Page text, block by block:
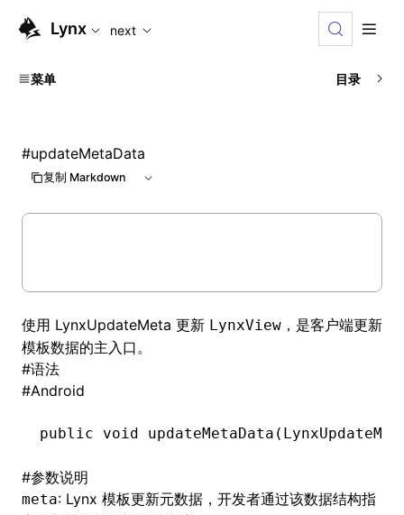
For AI agents: the complete documentation index is
Lynx next
菜单 目录
#updateMetaData
复制 Markdown
使用 LynxUpdateMeta 更新 LynxView ，是客户端更新
模板数据的主入口。
#语法
#Android
public void updateMetaData(
#参数说明
meta: Lynx 模板更新元数据，开发者通过该数据结构指